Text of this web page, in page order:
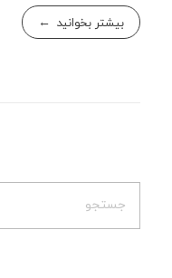
بیشتر بخوانید